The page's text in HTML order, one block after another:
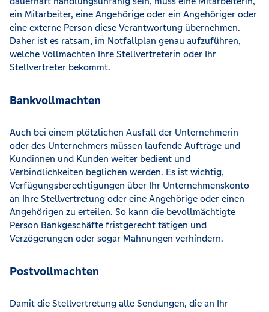
ein Mitarbeiter, eine Angehörige oder ein Angehöriger oder
eine externe Person diese Verantwortung übernehmen.
Daher ist es ratsam, im Notfallplan genau aufzuführen,
welche Vollmachten Ihre Stellvertreterin oder Ihr
Stellvertreter bekommt.
Bankvollmachten
Auch bei einem plötzlichen Ausfall der Unternehmerin
oder des Unternehmers müssen laufende Aufträge und
Kundinnen und Kunden weiter bedient und
Verbindlichkeiten beglichen werden. Es ist wichtig,
Verfügungsberechtigungen über Ihr Unternehmenskonto
an Ihre Stellvertretung oder eine Angehörige oder einen
Angehörigen zu erteilen. So kann die bevollmächtigte
Person Bankgeschäfte fristgerecht tätigen und
Verzögerungen oder sogar Mahnungen verhindern.
Postvollmachten
Damit die Stellvertretung alle Sendungen, die an Ihr